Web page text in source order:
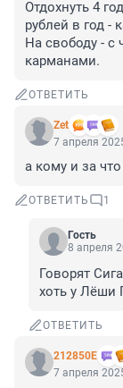
Отдохнуть 4
рублей в год -
На свободу -
карманами.
ОТВЕТИТЬ
Zet
7 апреля
а кому и за
ОТВЕТИТЬ 1
Гость
8 апреля
Говорят
хоть у Лёши
ОТВЕТИТЬ
212850Е
7 апреля